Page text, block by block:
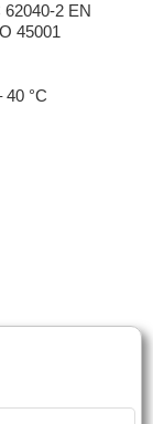
2 EN
45001
40 °C